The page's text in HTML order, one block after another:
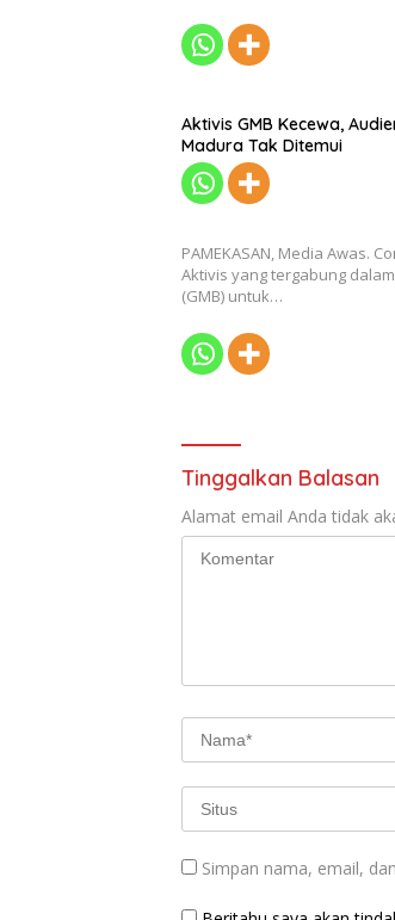
Aktivis GMB Kecewa,
Madura Tak Ditemui
PAMEKASAN, Media Awas.
Aktivis yang tergabung
(GMB) untuk…
Tinggalkan Balasan
Alamat email Anda tidak
Simpan nama, email,